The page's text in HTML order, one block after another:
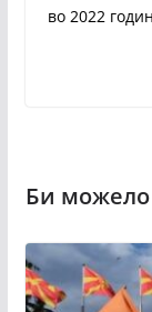
во 2022